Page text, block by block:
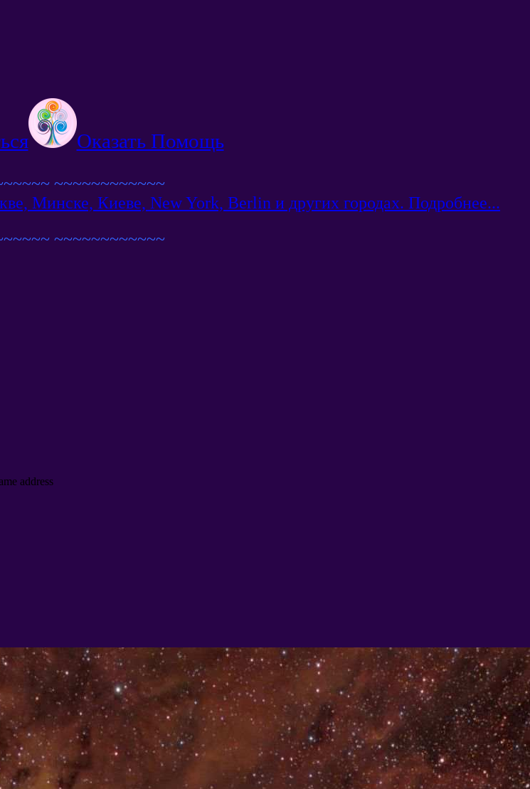
Оказать Помощь
~~~~~~~~~~~~
Минске, Киеве, New York, Berlin и других городах. Подробнее...
~~~~~~~~~~~~
address